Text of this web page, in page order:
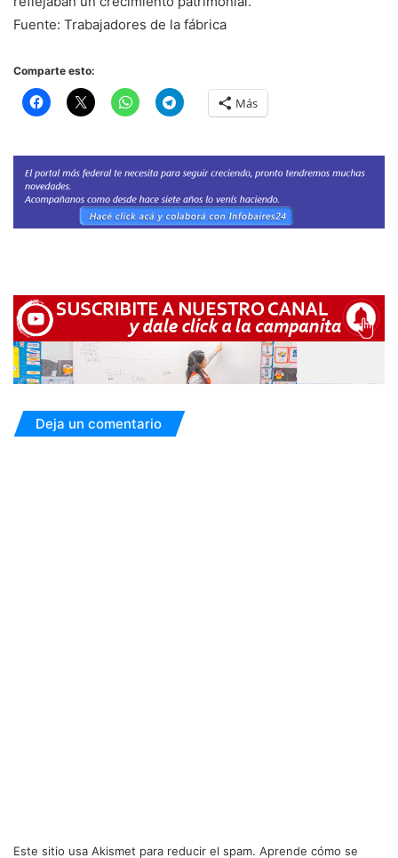
Fuente: Trabajadores de la fábrica
Comparte esto:
Más
Deja un comentario
Este sitio usa Akismet para reducir el spam. Aprende cómo se